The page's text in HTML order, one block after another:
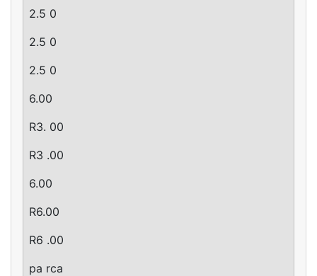
2.5 0
2.5 0
2.5 0
6.00
R3. 00
R3 .00
6.00
R6.00
R6 .00
pa rca